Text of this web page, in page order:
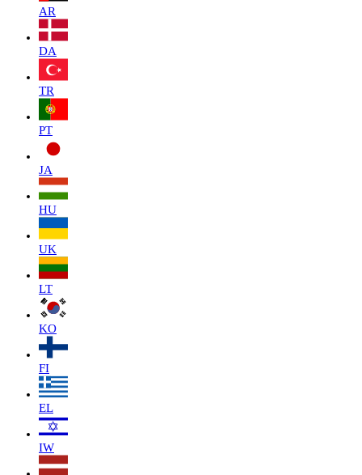
AR
DA
TR
PT
JA
HU
UK
LT
KO
FI
EL
IW